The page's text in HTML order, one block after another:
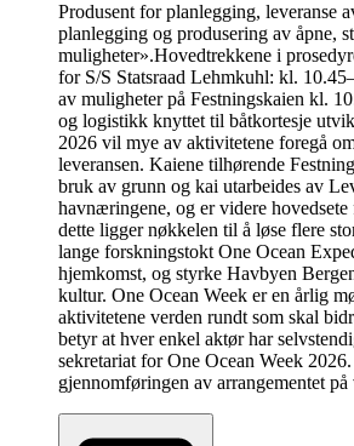
Produsent for planlegging, leveranse
planlegging og produsering av åpne,
muligheter».Hovedtrekkene i
for S/S Statsraad Lehmkuhl: kl.
av muligheter på Festningskaien kl.
og logistikk knyttet til båtkortesje
2026 vil mye av aktivitetene foregå
leveransen. Kaiene tilhørende
bruk av grunn og kai utarbeides av
havnæringene, og er videre
dette ligger nøkkelen til å løse flere
lange forskningstokt One Ocean
hjemkomst, og styrke Havbyen
kultur. One Ocean Week er en årlig
aktivitetene verden rundt som skal
betyr at hver enkel aktør har
sekretariat for One Ocean Week
gjennomføringen av arrangementet